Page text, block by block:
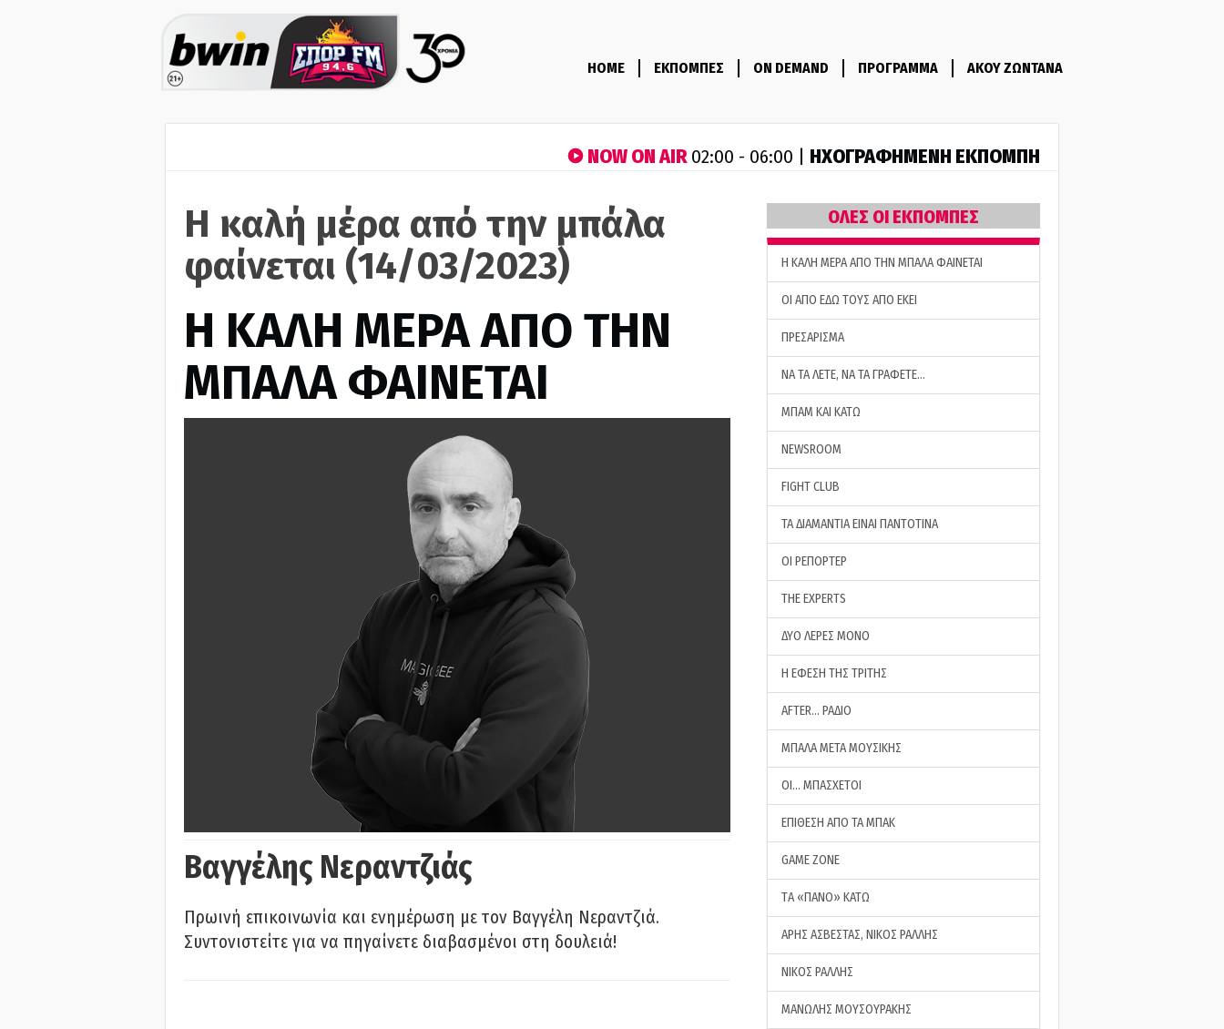
HOME ΕΚΠΟΜΠΕΣ ON DEMAND ΠΡΟΓΡΑΜΜΑ ΑΚΟΥ ΖΩΝΤΑΝΑ
NOW ON AIR02:00 - 06:00 | ΗΧΟΓΡΑΦΗΜΕΝΗ ΕΚΠΟΜΠΗ
Η καλή μέρα από την μπάλα
φαίνεται (14/03/2023)
H ΚΑΛΗ ΜΕΡΑ ΑΠΟ ΤΗΝ
ΜΠΑΛΑ ΦΑΙΝΕΤΑΙ
Βαγγέλης Νεραντζιάς
Πρωινή επικοινωνία και ενημέρωση με τον Βαγγέλη Νεραντζιά.
Συντονιστείτε για να πηγαίνετε διαβασμένοι στη δουλειά!
ΟΛΕΣ ΟΙ ΕΚΠΟΜΠΕΣ
H ΚΑΛΗ ΜΕΡΑ ΑΠΟ ΤΗΝ ΜΠΑΛΑ ΦΑΙΝΕΤΑΙ
ΟΙ ΑΠΟ ΕΔΩ ΤΟΥΣ ΑΠΟ ΕΚΕΙ
ΠΡΕΣΑΡΙΣΜΑ
ΝΑ ΤΑ ΛΕΤΕ, ΝΑ ΤΑ ΓΡΑΦΕΤΕ…
ΜΠΑΜ ΚΑΙ ΚΑΤΩ
NEWSROOM
FIGHT CLUB
ΤΑ ΔΙΑΜΑΝΤΙΑ ΕΙΝΑΙ ΠΑΝΤΟΤΙΝΑ
ΟΙ ΡΕΠΟΡΤΕΡ
THE EXPERTS
ΔΥΟ ΛΕΡΕΣ ΜΟΝΟ
Η ΕΦΕΣΗ ΤΗΣ ΤΡΙΤΗΣ
AFTER… ΡΑΔΙΟ
ΜΠΑΛΑ ΜΕΤΑ ΜΟΥΣΙΚΗΣ
ΟΙ… ΜΠΑΣΧΕΤΟΙ
ΕΠΙΘΕΣΗ ΑΠΟ ΤΑ ΜΠΑΚ
GAME ZONE
ΤA «ΠΑΝΟ» ΚΑΤΩ
ΑΡΗΣ ΑΣΒΕΣΤΑΣ, ΝΙΚΟΣ ΡΑΛΛΗΣ
ΝΙΚΟΣ ΡΑΛΛΗΣ
ΜΑΝΩΛΗΣ ΜΟΥΣΟΥΡΑΚΗΣ